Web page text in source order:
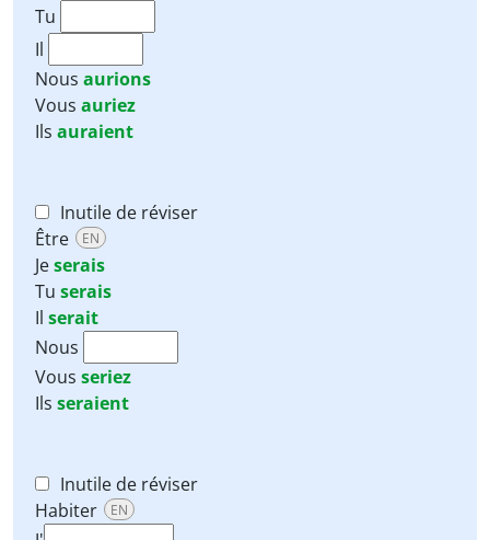
Tu
Il
Nous aurions
Vous auriez
Ils auraient
Inutile de réviser
Être
EN
Jeserais
Tu serais
Il serait
Nous
Vous seriez
Ils seraient
Inutile de réviser
Habiter
EN